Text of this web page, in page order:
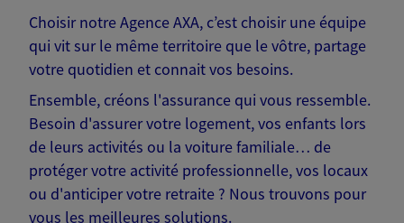
Choisir notre Agence AXA, c’est choisir une équipe
qui vit sur le même territoire que le vôtre, partage
votre quotidien et connait vos besoins.
Ensemble, créons l'assurance qui vous ressemble.
Besoin d'assurer votre logement, vos enfants lors
de leurs activités ou la voiture familiale… de
protéger votre activité professionnelle, vos locaux
ou d'anticiper votre retraite ? Nous trouvons pour
vous les meilleures solutions.